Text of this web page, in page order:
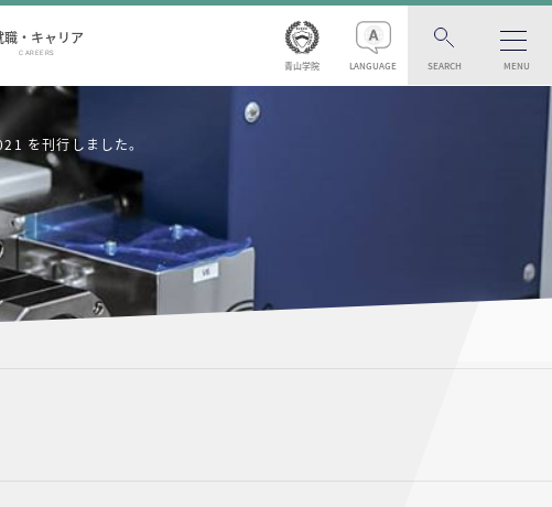
職・キャリア
CAREERS
青山学院 LANGUAGE SEARCH MENU
を刊行しました。